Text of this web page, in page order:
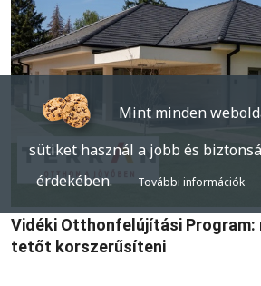
Vidéki Otthonfelújítási Program:
tetőt korszerűsíteni
Mint minden
sütiket használ a jobb és
érdekében.
További információk